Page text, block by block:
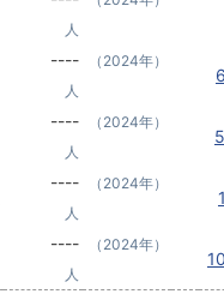
人
----
人
（2024年）
----
人
（2024年）
----
人
（2024年）
----
人
（2024年）